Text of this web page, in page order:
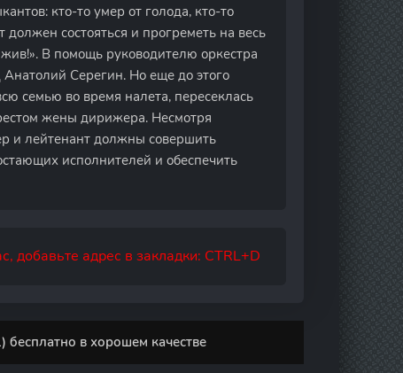
кто-то умер от голода, кто-то
состояться и прогреметь на весь
В помощь руководителю оркестра
Серегин. Но еще до этого
семью во время налета, пересеклась
жены дирижера. Несмотря
и лейтенант должны совершить
исполнителей и обеспечить
добавьте адрес в закладки: CTRL+D
в хорошем качестве